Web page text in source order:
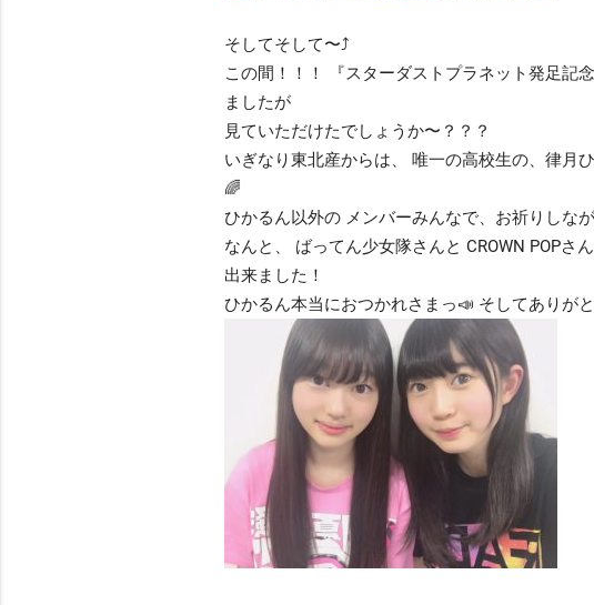
そしてそして〜⤴︎
この間！！！ 『スターダストプラネット発足記
ましたが
見ていただけたでしょうか〜？？？
いぎなり東北産からは、 唯一の高校生の、律月
🌈
ひかるん以外の メンバーみんなで、お祈りしな
なんと、 ばってん少女隊さんと CROWN POPさ
出来ました！
ひかるん本当におつかれさまっ📣 そしてありが